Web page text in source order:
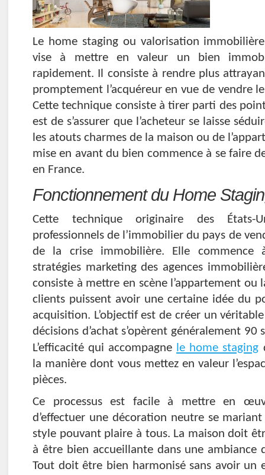
Le home staging ou valorisation
vise à mettre en valeur un bien
rapidement. Il consiste à rendre plus
promptement l’acquéreur en vue de vendre
Cette technique consiste à tirer parti des
est de s’assurer que l’acheteur se laisse
les atouts charmes de la maison ou de
mise en avant du bien commence à se faire
en France.
Fonctionnement du Home
Cette technique originaire des
professionnels de l’immobilier du pays de
de la crise immobilière. Elle commence
stratégies marketing des agences
consiste à mettre en scène l’appartement ou
clients puissent avoir une certaine idée du
acquisition. L’objectif est de créer un
décisions d’achat s’opèrent généralement 90
L’efficacité qui accompagne le home staging
la manière dont vous mettez en valeur
pièces.
Ce processus est facile à mettre en
d’effectuer une décoration neutre se
style pouvant plaire à tous. La maison doit
à être bien accueillante dans une ambiance
Tout doit être bien harmonisé sans avoir un